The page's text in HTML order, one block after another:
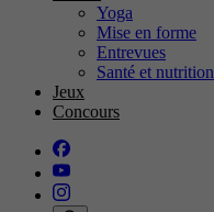
Yoga
Mise en forme
Entrevues
Santé et nutrition
Jeux
Concours